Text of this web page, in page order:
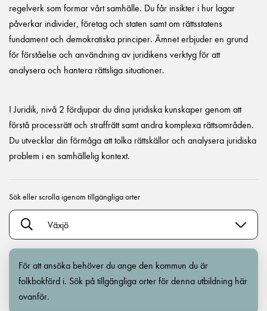
regelverk som formar vårt samhälle. Du får insikter i hur lagar
påverkar individer, företag och staten samt om rättsstatens
fundament och demokratiska principer. Ämnet erbjuder en grund
för förståelse och användning av juridikens verktyg för att
analysera och hantera rättsliga situationer.
I Juridik, nivå 2 fördjupar du dina juridiska kunskaper genom att
förstå processrätt och straffrätt samt andra komplexa rättsområden.
Du utvecklar din förmåga att tolka rättskällor och analysera juridiska
problem i en samhällelig kontext.
Sök eller scrolla igenom tillgängliga orter
Växjö
För att ansöka behöver du ange den kommun du är
folkbokförd i. Sök på tillgängliga orter för denna utbildning här
ovanför.